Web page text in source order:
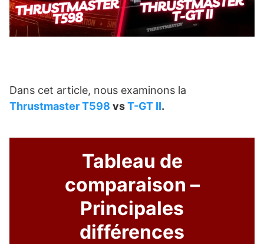
Dans cet article, nous examinons la
Thrustmaster T598 vsT-GT II.
Tableau de
comparaison –
Principales
différences